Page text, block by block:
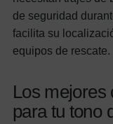
de seguridad
facilita su
equipos de rescate.
Los mejores
para tu tono